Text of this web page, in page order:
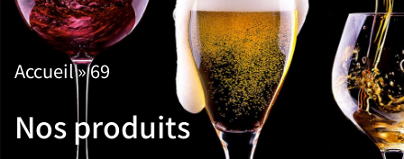
Accueil»69
Nos produits